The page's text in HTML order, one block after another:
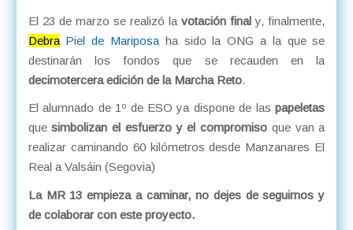
El 23 de marzo se realizó lavotación final y, finalmente,
DebraPiel de Mariposa ha sido la ONG a la que se
destinarán los fondos que se recauden en la
decimotercera edición de la Marcha Reto.
El alumnado de 1º de ESO ya dispone de laspapeletas
quesimbolizan el esfuerzo y el compromiso que van a
realizar caminando 60 kilómetros desde Manzanares El
Real a Valsáin (Segovia)
La MR 13 empieza a caminar, no dejes de seguirnos y
de colaborar con este proyecto.